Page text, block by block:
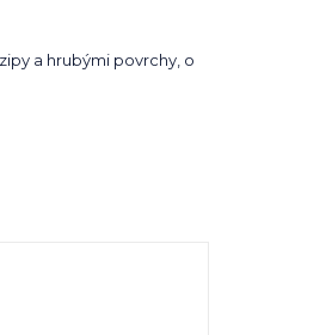
a hrubými povrchy, o